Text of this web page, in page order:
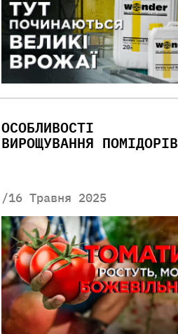
ОСОБЛИВОСТІ
ВИРОЩУВАННЯ ПОМІДОРІВ
/16 Травня 2025